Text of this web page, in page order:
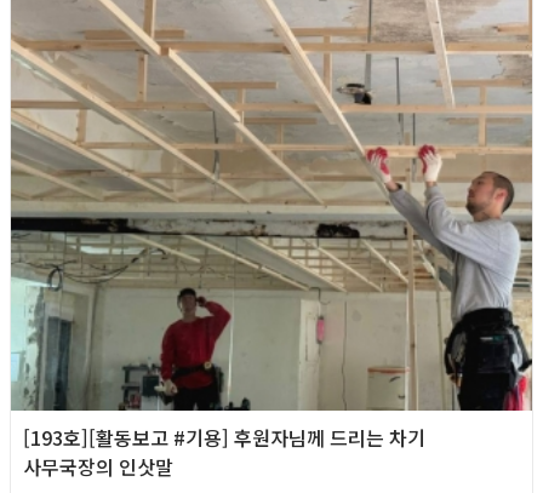
[193호][활동보고 #기용] 후원자님께 드리는 차기
사무국장의 인삿말